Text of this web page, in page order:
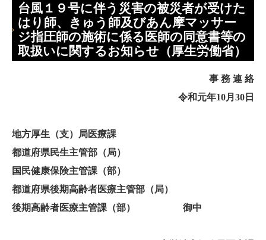
台風１９号に伴う災害の被災者が受けた
はり師、きゅう師及びあん摩マッサー
ジ指圧師の施術に係る医師の同意書等の
取扱いに関するお知らせ（厚生労働省）
事 務 連 絡
令和元年10月 30 日
地方厚生（支）局医療課
都道府県民生主管部（局）
国民健康保険主管課（部）
都道府県後期高齢者医療主管部（局）
後期高齢者医療主管課（部） 御中